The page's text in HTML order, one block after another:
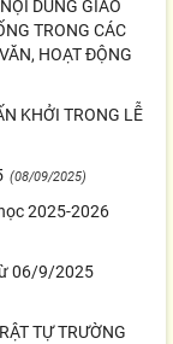
DUNG GIÁO
TRONG CÁC
HOẠT ĐỘNG
KHỞI TRONG LỄ
(08/09/2025)
2025-2026
06/9/2025
TỰ TRƯỜNG